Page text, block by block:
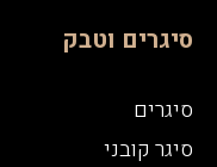
סיגרים וטבק
סיגרים
סיגר קובני